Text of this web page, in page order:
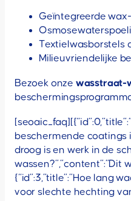
Geïntegreerde
Textielwasborstels
Milieuvriendelijke
Bezoek onze wasstraat-
beschermende coatings
droog is en werk in de
{“id”:3,”title”:”Hoe lang
voor slechte hechting